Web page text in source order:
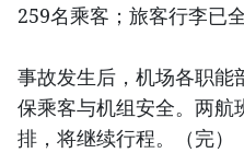
259名乘客；旅客行李已
事故发生后，机场各职能
保乘客与机组安全。两航
排，将继续行程。（完）